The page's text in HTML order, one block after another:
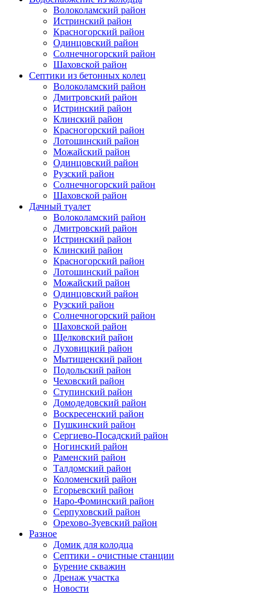
Волоколамский район
Истринский район
Красногорский район
Одинцовский район
Солнечногорский район
Шаховской район
Септики из бетонных колец
Волоколамский район
Дмитровский район
Истринский район
Клинский район
Красногорский район
Лотошинский район
Можайский район
Одинцовский район
Рузский район
Солнечногорский район
Шаховской район
Дачный туалет
Волоколамский район
Дмитровский район
Истринский район
Клинский район
Красногорский район
Лотошинский район
Можайский район
Одинцовский район
Рузский район
Солнечногорский район
Шаховской район
Щелковский район
Луховицкий район
Мытищенский район
Подольский район
Чеховский район
Ступинский район
Домодедовский район
Воскресенский район
Пушкинский район
Сергиево-Посадский район
Ногинский район
Раменский район
Талдомский район
Коломенский район
Егорьевский район
Наро-Фоминский район
Серпуховский район
Орехово-Зуевский район
Разное
Домик для колодца
Септики - очистные станции
Бурение скважин
Дренаж участка
Новости